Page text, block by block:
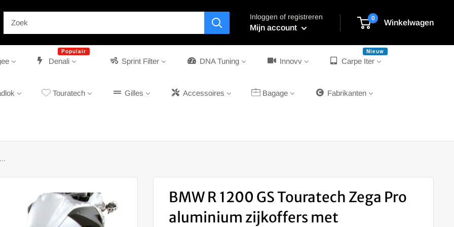
Inloggen of registreren
Mijn account
0
Winkelwagen
Denali
Populair
Sprint Filter DNA Tuning Innovv Carpe Iter
Nieuw
Touratech Gilles Accessoires Bagage Fabrikanten
BMW R 1200 GS Touratech Zega Pro
aluminium zijkoffers met